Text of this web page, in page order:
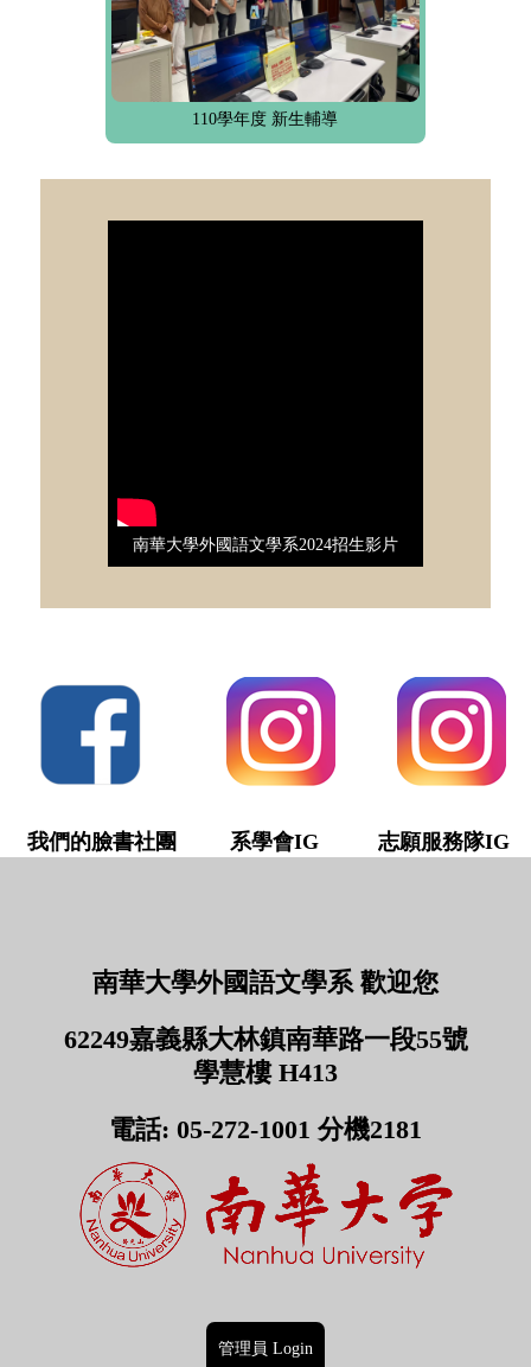
110學年度 新生輔導
南華大學外國語文學系2024招生影片
我們的臉書社團 系學會IG 志願服務隊IG
南華大學外國語文學系 歡迎您
62249嘉義縣大林鎮南華路一段55號
學慧樓 H413
電話: 05-272-1001 分機2181
管理員 Login